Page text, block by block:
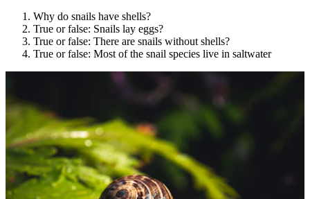
Why do snails have shells?
True or false: Snails lay eggs?
True or false: There are snails without shells?
True or false: Most of the snail species live in saltwater